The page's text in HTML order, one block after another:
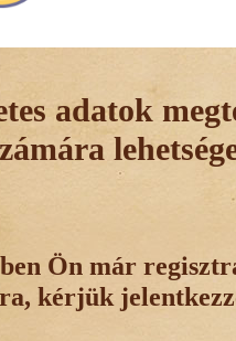
adatok
Ön már
kérjük